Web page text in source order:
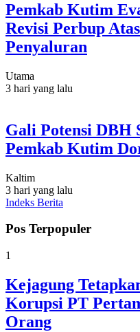
Pemkab Kutim
Revisi Perbup
Penyaluran
Utama
3 hari yang lalu
Gali Potensi DBH
Pemkab Kutim
Kaltim
3 hari yang lalu
Indeks Berita
Pos Terpopuler
1
Kejagung
Korupsi PT
Orang